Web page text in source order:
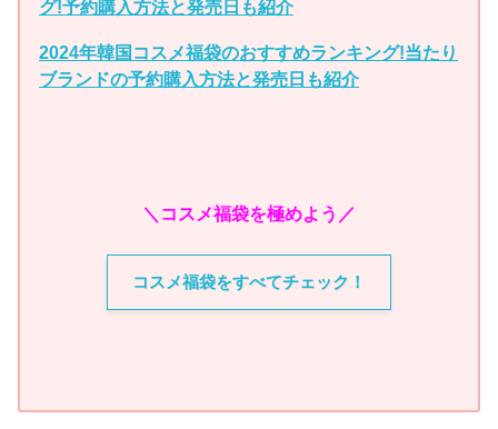
グ!予約購入方法と発売日も紹介
2024年韓国コスメ福袋のおすすめランキング!当たり
ブランドの予約購入方法と発売日も紹介
＼コスメ福袋を極めよう／
コスメ福袋をすべてチェック！